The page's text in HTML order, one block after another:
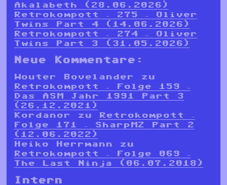
Akalabeth (28.06.2026)
Retrokompott – 275 – Oliver
Twins Part 4 (14.06.2026)
Retrokompott – 274 – Oliver
Twins Part 3 (31.05.2026)
Neue Kommentare:
Wouter Bovelander zu
Retrokompott – Folge 159 –
Das ASM Jahr 1991 Part 3
(26.12.2021)
Kordanor zu
Retrokompott –
Folge 171 – SharpMZ Part 2
(12.06.2022)
Heiko Herrmann zu
Retrokompott – Folge 069 –
The Last Ninja (06.07.2018)
Intern